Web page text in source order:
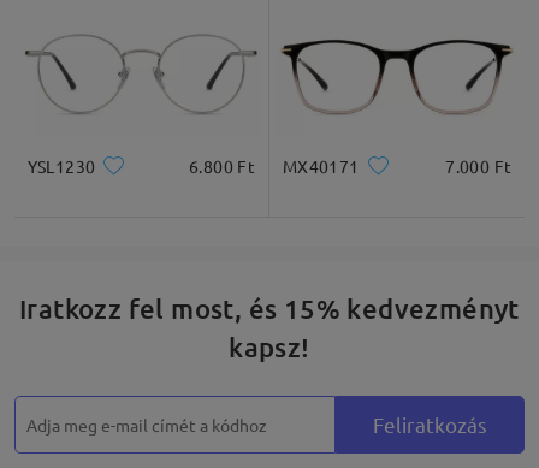
Írjon egy véleményt
YSL1230 6.800 Ft MX40171 7.000 Ft
Iratkozz fel most, és 15% kedvezményt
kapsz!
Feliratkozás